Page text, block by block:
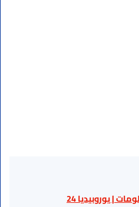
| يوروبيديا 24